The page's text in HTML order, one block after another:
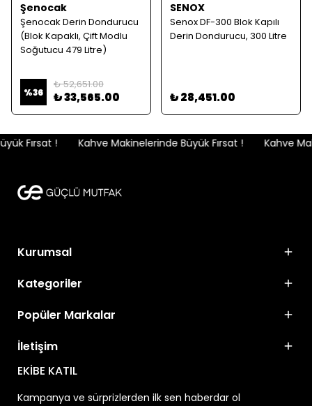
Şenocak
Şenocak Derin Dondurucu
(Blok Kapaklı, Çift Modlu
Soğutucu 479 Litre)
%36
₺ 52,651.00
₺ 33,565.00
SENOX
Senox DF-300 Blok Kapılı
Derin Dondurucu, 300 Litre
₺ 28,451.00
Fırsat ! Kahve Makinelerinde Büyük Fırsat ! Kahve
Kurumsal
Kategoriler
Popüler Markalar
İletişim
EKİBE KATIL
Kampanya ve sürprizlerden ilk sen haberdar ol